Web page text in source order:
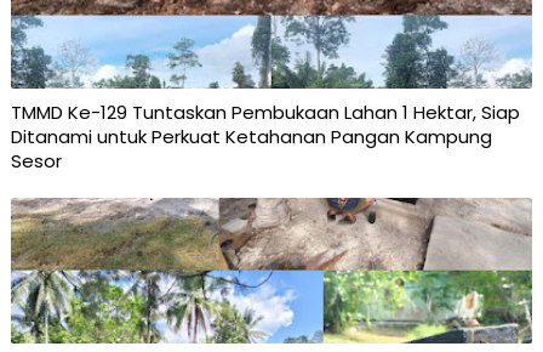
TMMD Ke-129 Tuntaskan Pembukaan Lahan 1 Hektar, Siap
Ditanami untuk Perkuat Ketahanan Pangan Kampung
Sesor